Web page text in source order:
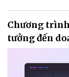
Chương
tưởng đến